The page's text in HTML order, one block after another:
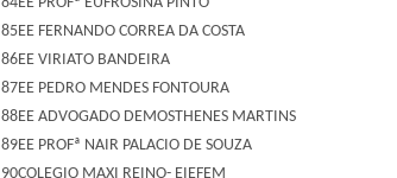
85EE FERNANDO CORREA DA COSTA
86EE VIRIATO BANDEIRA
87EE PEDRO MENDES FONTOURA
88EE ADVOGADO DEMOSTHENES MARTINS
89EE PROFª NAIR PALACIO DE SOUZA
90COLEGIO MAXI REINO- EIEFEM